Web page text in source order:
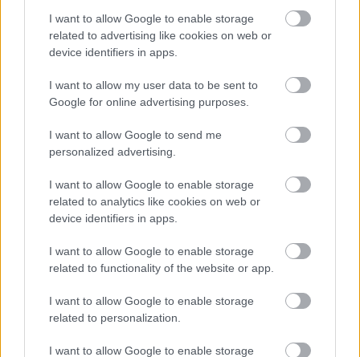
I want to allow Google to enable storage
related to advertising like cookies on web or
device identifiers in apps.
I want to allow my user data to be sent to
Google for online advertising purposes.
I want to allow Google to send me
personalized advertising.
I want to allow Google to enable storage
related to analytics like cookies on web or
device identifiers in apps.
I want to allow Google to enable storage
related to functionality of the website or app.
I want to allow Google to enable storage
related to personalization.
I want to allow Google to enable storage
σπουδών στην Πολιτιστική Διαχείριση (1 θέση)
ΠΕ Μηχανικοί ειδικότητας Αρχιτεκτόνων με
μεταπτυχιακό τίτλο σπουδών στην αναστήλωση
και προστασία μνημείων (1 θέση)
Διαβάστε αναλυτικά την προκήρυξη στο proson.gr
Εφορεία Αρχαιοτήτων Ρεθύμνου
ΠΕ Αρχαιολόγων -2 θέσεις
4 θέσεις